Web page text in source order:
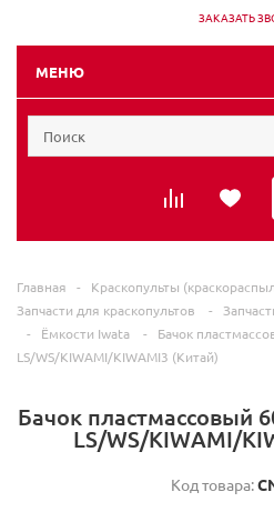
ЗАКАЗАТЬ
МЕНЮ
Главная - Краскопульты
Запчасти для краскопультов
-
-
Ёмкости Iwata -
Бачок
LS/WS/KIWAMI/KIWAMI3 (Китай)
Бачок пластмассовый
LS/WS/KIWAMI/
Код товара: